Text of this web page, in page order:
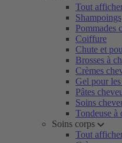
Tout
Shampoings
Pommades
Coiffure
Chute et
Brosses à
Crèmes
Gel pour
Pâtes
Soins
Tondeuse à
Soins corps
Tout